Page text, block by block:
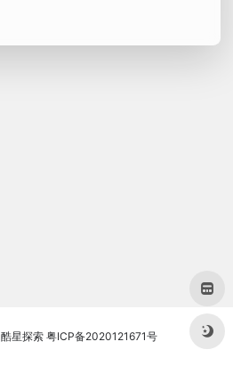
酷星探索 粤ICP备2020121671号